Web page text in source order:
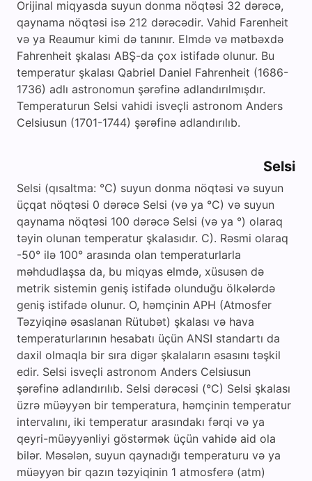
Orijinal miqyasda suyun donma nöqtəsi 32 dərəcə,
qaynama nöqtəsi isə 212 dərəcədir. Vahid Farenheit
və ya Reaumur kimi də tanınır. Elmdə və mətbəxdə
Fahrenheit şkalası ABŞ-da çox istifadə olunur. Bu
temperatur şkalası Qabriel Daniel Fahrenheit (1686-
1736) adlı astronomun şərəfinə adlandırılmışdır.
Temperaturun Selsi vahidi isveçli astronom Anders
Celsiusun (1701-1744) şərəfinə adlandırılıb.
Selsi
Selsi (qısaltma: °C) suyun donma nöqtəsi və suyun
üçqat nöqtəsi 0 dərəcə Selsi (və ya °C) və suyun
qaynama nöqtəsi 100 dərəcə Selsi (və ya °) olaraq
təyin olunan temperatur şkalasıdır. C). Rəsmi olaraq
-50° ilə 100° arasında olan temperaturlarla
məhdudlaşsa da, bu miqyas elmdə, xüsusən də
metrik sistemin geniş istifadə olunduğu ölkələrdə
geniş istifadə olunur. O, həmçinin APH (Atmosfer
Təzyiqinə əsaslanan Rütubət) şkalası və hava
temperaturlarının hesabatı üçün ANSI standartı da
daxil olmaqla bir sıra digər şkalaların əsasını təşkil
edir. Selsi isveçli astronom Anders Celsiusun
şərəfinə adlandırılıb. Selsi dərəcəsi (°C) Selsi şkalası
üzrə müəyyən bir temperatura, həmçinin temperatur
intervalını, iki temperatur arasındakı fərqi və ya
qeyri-müəyyənliyi göstərmək üçün vahidə aid ola
bilər. Məsələn, suyun qaynadığı temperaturu və ya
müəyyən bir qazın təzyiqinin 1 atmosferə (atm)